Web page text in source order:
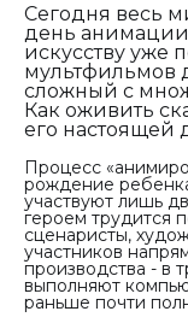
Сегодня весь
день анимации.
искусству уже
мультфильмов
сложный с
Как оживить
его настоящей
Процесс
рождение
участвуют лишь
героем трудится
сценаристы,
участников
производства - в
выполняют
раньше почти